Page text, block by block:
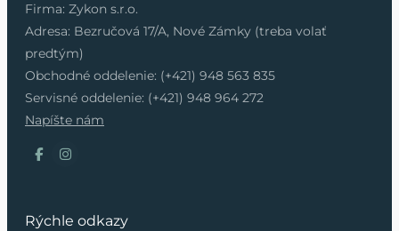
Firma: Zykon s.r.o.
Adresa: Bezručová 17/A, Nové Zámky (treba volať
predtým)
Obchodné oddelenie: (+421) 948 563 835
Servisné oddelenie: (+421) 948 964 272
Napíšte nám
Rýchle odkazy